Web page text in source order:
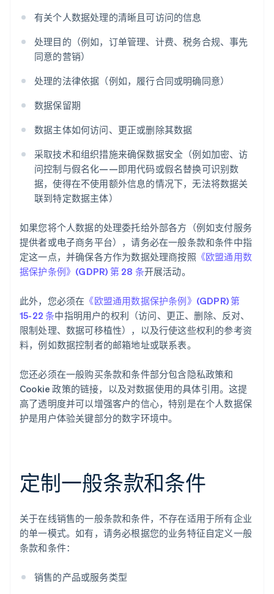
有关个人数据处理的清晰且可访问的信息
处理目的（例如，订单管理、计费、税务合规、事先
同意的营销）
处理的法律依据（例如，履行合同或明确同意）
数据保留期
数据主体如何访问、更正或删除其数据
采取技术和组织措施来确保数据安全（例如加密、访
问控制与假名化——即用代码或假名替换可识别数
据，使得在不使用额外信息的情况下，无法将数据关
联到特定数据主体）
如果您将个人数据的处理委托给外部各方（例如支付服务
提供者或电子商务平台），请务必在一般条款和条件中指
定这一点，并确保各方作为数据处理商按照 《欧盟通用数
据保护条例》(GDPR) 第 28 条开展活动。
此外，您必须在 《欧盟通用数据保护条例》(GDPR) 第
15-22 条中指明用户的权利（访问、更正、删除、反对、
限制处理、数据可移植性），以及行使这些权利的参考资
料，例如数据控制者的邮箱地址或联系表。
您还必须在一般购买条款和条件部分包含隐私政策和
Cookie 政策的链接，以及对数据使用的具体引用。这提
高了透明度并可以增强客户的信心，特别是在个人数据保
护是用户体验关键部分的数字环境中。
定制一般条款和条件
关于在线销售的一般条款和条件，不存在适用于所有企业
的单一模式。如有，请务必根据您的业务特征自定义一般
条款和条件：
销售的产品或服务类型